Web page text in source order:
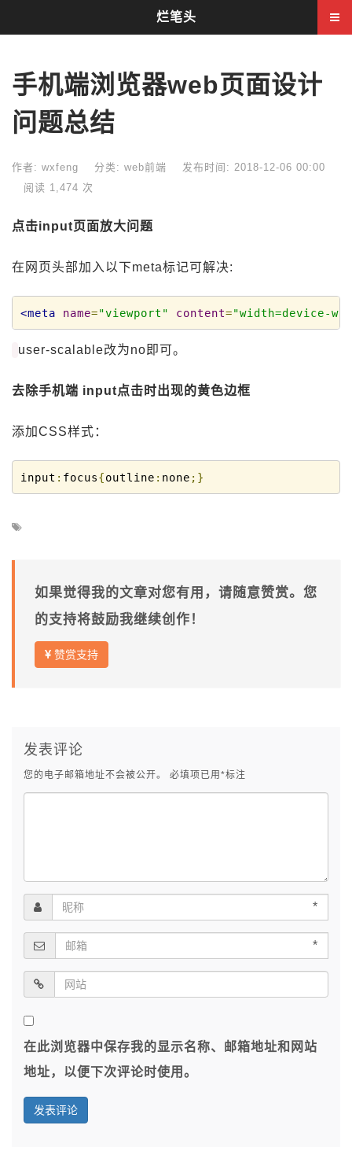
手机端浏览器web页面设计
问题总结
作者: wxfeng 分类: web前端
发布时间: 2018-12-06 00:00
阅读 1,474 次
点击input页面放大问题
在网页头部加入以下meta标记可解决:
<meta name="viewport" content="width=device-
user-scalable改为no即可。
去除手机端 input点击时出现的黄色边框
添加CSS样式：
input : focus{outline : none ;}
如果觉得我的文章对您有用，请随意赞赏。您
的支持将鼓励我继续创作！
赞赏支持
发表评论
您的电子邮箱地址不会被公开。 必填项已用 *标注
*
*
在此浏览器中保存我的显示名称、邮箱地址和网站
地址，以便下次评论时使用。
烂笔头